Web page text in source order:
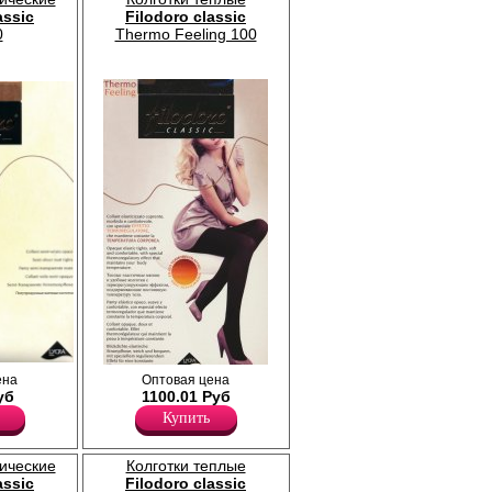
с
Filodoro classic
Thermo Feeling 100
Теплые мягкие колготки, с
терморегулирующим эффектом для
поддержания постоянной температуры
тела, х/б ластовица.
Плотность 100ден
Акрил 56%
Полиамид 11%
Хлопок 1%
Оптовая цена
1100.01 Руб
Купить
Колготки теплые
Filodoro classic